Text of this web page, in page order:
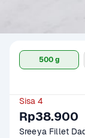
500 g
Sisa 4
Rp38.900
Sreeya Fillet